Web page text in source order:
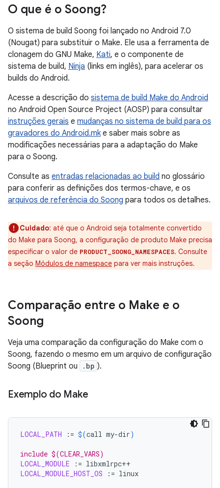
O que é o Soong?
O sistema de build Soong foi lançado no Android 7.0
(Nougat) para substituir o Make. Ele usa a ferramenta de
clonagem do GNU Make, Kati, e o componente de
sistema de build, Ninja (links em inglês), para acelerar os
builds do Android.
Acesse a descrição do sistema de build Make do Android
no Android Open Source Project (AOSP) para consultar
instruções gerais e mudanças no sistema de build para os
gravadores do Android.mke saber mais sobre as
modificações necessárias para a adaptação do Make
para o Soong.
Consulte as entradas relacionadas ao build no glossário
para conferir as definições dos termos-chave, e os
arquivos de referência do Soong para todos os detalhes.
Cuidado: até que o Android seja totalmente convertido
do Make para Soong, a configuração de produto Make precisa
especificar o valor de PRODUCT_SOONG_NAMESPACES. Consulte
a seção Módulos de namespace para ver mais instruções.
Comparação entre o Make e o
Soong
Veja uma comparação da configuração do Make com o
Soong, fazendo o mesmo em um arquivo de configuração
Soong (Blueprint ou
.bp ).
Exemplo do Make
LOCAL_PATH := $(call my-dir)
include $(CLEAR_VARS)
LOCAL_MODULE
:=
LOCAL_MODULE_HOST_OS
:= linux